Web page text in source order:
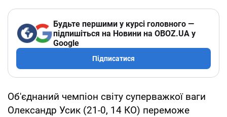
Будьте першими у курсі головного —
підпишіться на Новини на OBOZ.UA у
Google
Підписатися
Об'єднаний чемпіон світу суперважкої ваги
Олександр Усик (21-0, 14 КО) переможе